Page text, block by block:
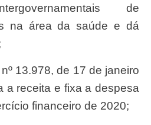
de
na área da saúde e dá
a receita e fixa a despesa
financeiro de 2020;